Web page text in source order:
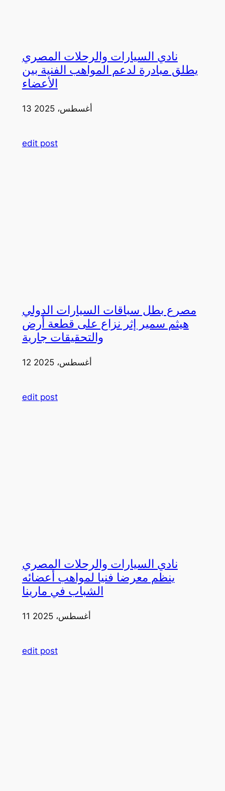
نادي السيارات والرحلات المصري
يطلق مبادرة لدعم المواهب الفنية بين
الأعضاء
13 أغسطس، 2025
edit post
مصرع بطل سباقات السيارات الدولي
هيثم سمير إثر نزاع على قطعة أرض
والتحقيقات جارية
12 أغسطس، 2025
edit post
نادي السيارات والرحلات المصري
ينظم معرضا فنيا لمواهب أعضائه
الشباب في مارينا
11 أغسطس، 2025
edit post